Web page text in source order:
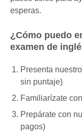
esperas.
¿Cómo puedo
examen de
Presenta nuestro
sin puntaje)
Familiarízate
Prepárate con
pagos)